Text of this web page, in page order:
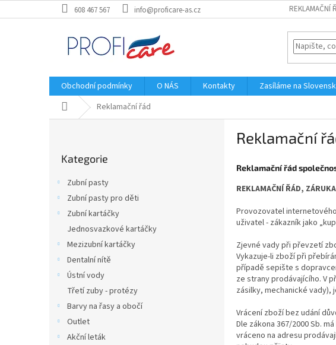
na
608 467 567 info@proficare-as.cz REKLAMAČNÍ
Obchodní podmínky O NÁS Kontakty
Zasíláme na
Domů Reklamační řád
kategorie
Kategorie
Zubní pasty
Zubní pasty pro děti
Zubní kartáčky
Jednosvazkové kartáčky
Mezizubní kartáčky
Dentalní nítě
Ústní vody
Třetí zuby - protézy
Barvy na řasy a obočí
Outlet
Akční leták
Reklamační
Reklamační řád
REKLAMAČNÍ ŘÁD, ZÁRUKA
Provozovatel
uživatel - zákazník jako
Zjevné vady při převzetí
Vykazuje-li zboží při
případě sepište s
ze strany prodávajícího. V
zásilky, mechanické
Vrácení zboží bez udání
Dle zákona 367/2000 Sb.
vráceno na adresu